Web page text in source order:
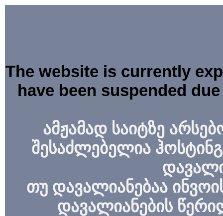
The website is currently
have been suspended
ამჟამად საიტზე
შესაძლებელია
თუ დავალიანებაა
დავალიანების